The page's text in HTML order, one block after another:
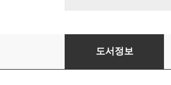
명탐정 코난 96
도서정보